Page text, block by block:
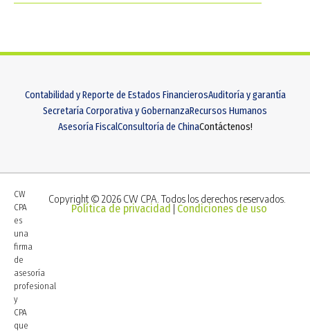
Contabilidad y Reporte de Estados FinancierosAuditoría y garantía
Secretaría Corporativa y GobernanzaRecursos Humanos
Asesoría FiscalConsultoría de ChinaContáctenos!
CW
CPA
es
una
firma
de
asesoría
profesional
y
CPA
que
Copyright © 2026 CW CPA. Todos los derechos reservados.
Política de privacidad Condiciones de uso